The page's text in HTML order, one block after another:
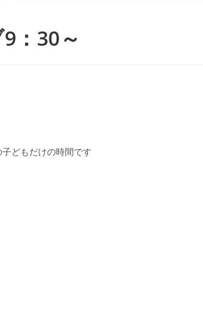
：30～
どもだけの時間です